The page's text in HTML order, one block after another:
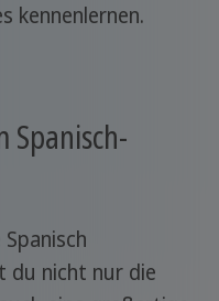
kennenlernen.
Spanisch-
du nicht nur die